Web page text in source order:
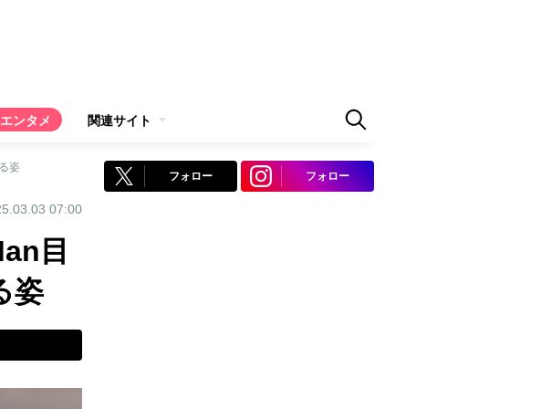
エンタメ 関連サイト
姿
07:00
目
姿
フォロー フォロー